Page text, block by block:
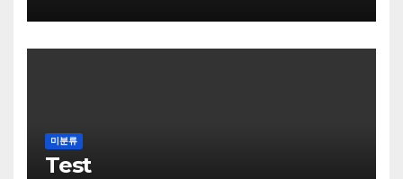
미분류
Test